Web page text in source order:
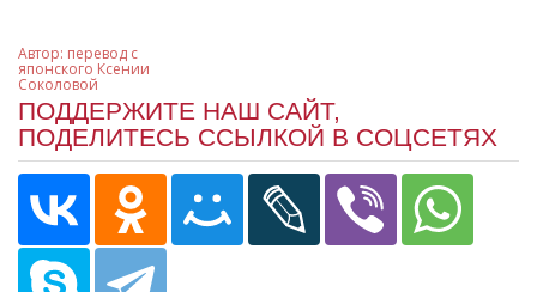
Автор: перевод с
японского Ксении
Соколовой
ПОДДЕРЖИТЕ НАШ САЙТ,
ПОДЕЛИТЕСЬ ССЫЛКОЙ В СОЦСЕТЯХ